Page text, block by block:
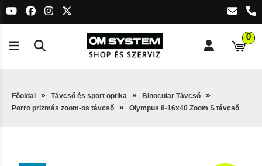
0
Főoldal Távcső és sport optika
Binocular Távcső
Porro prizmás zoom-os távcső
Olympus 8-16x40 Zoom S távcső